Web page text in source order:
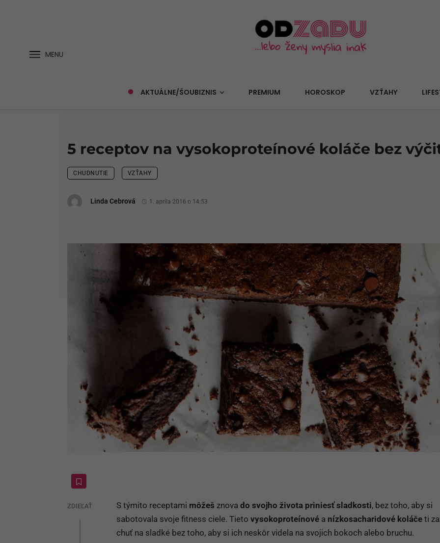
MENU
AKTUÁLNE/ŠOUBIZNIS PREMIUM HOROSKOP VZŤAHY
5 receptov na vysokoproteínové koláče bez
CHUDNUTIE VZŤAHY
Linda Cebrová 1. apríla 2016 o 14:53
ZDIEĽAŤ S týmito receptami môžeš znova do svojho života priniesť sladkosti, bez toho, aby si
sabotovala svoje fitness ciele. Tieto vysokoproteínové a nízkosacharidové koláče ti
chuť na sladké bez toho, aby si ich neskôr videla na svojich bokoch alebo bruchu.